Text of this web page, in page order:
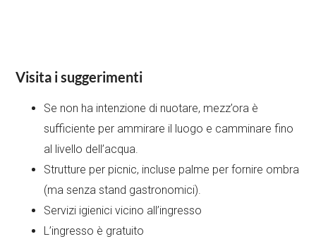
Visita i suggerimenti
Se non ha intenzione di nuotare, mezz’ora è
sufficiente per ammirare il luogo e camminare fino
al livello dell’acqua.
Strutture per picnic, incluse palme per fornire ombra
(ma senza stand gastronomici).
Servizi igienici vicino all’ingresso
L’ingresso è gratuito